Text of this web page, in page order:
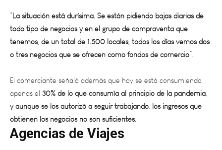
todo tipo de negocios y en el grupo de compraventa que
tenemos, de un total de 1.500 locales, todos los días vemos dos
o tres negocios que se ofrecen como fondos de comercio”.
El comerciante señaló además que hoy se está consumiendo
apenas el30% de lo que consumía al principio de la pandemia,
y aunque se los autorizó a seguir trabajando, los ingresos que
obtienen los negocios no son suficientes.
Agencias de Viajes